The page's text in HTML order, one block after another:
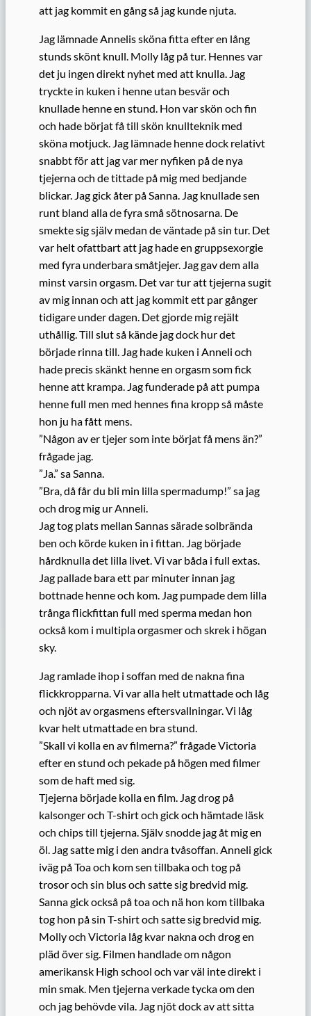
att jag kommit en gång så jag kunde njuta.
Jag lämnade Annelis sköna fitta efter en lång
stunds skönt knull. Molly låg på tur. Hennes var
det ju ingen direkt nyhet med att knulla. Jag
tryckte in kuken i henne utan besvär och
knullade henne en stund. Hon var skön och fin
och hade börjat få till skön knullteknik med
sköna motjuck. Jag lämnade henne dock relativt
snabbt för att jag var mer nyfiken på de nya
tjejerna och de tittade på mig med bedjande
blickar. Jag gick åter på Sanna. Jag knullade sen
runt bland alla de fyra små sötnosarna. De
smekte sig själv medan de väntade på sin tur. Det
var helt ofattbart att jag hade en gruppsexorgie
med fyra underbara småtjejer. Jag gav dem alla
minst varsin orgasm. Det var tur att tjejerna sugit
av mig innan och att jag kommit ett par gånger
tidigare under dagen. Det gjorde mig rejält
uthållig. Till slut så kände jag dock hur det
började rinna till. Jag hade kuken i Anneli och
hade precis skänkt henne en orgasm som fick
henne att krampa. Jag funderade på att pumpa
henne full men med hennes fina kropp så måste
hon ju ha fått mens.
”Någon av er tjejer som inte börjat få mens än?”
frågade jag.
”Ja.” sa Sanna.
”Bra, då får du bli min lilla spermadump!” sa jag
och drog mig ur Anneli.
Jag tog plats mellan Sannas särade solbrända
ben och körde kuken in i fittan. Jag började
hårdknulla det lilla livet. Vi var båda i full extas.
Jag pallade bara ett par minuter innan jag
bottnade henne och kom. Jag pumpade dem lilla
trånga flickfittan full med sperma medan hon
också kom i multipla orgasmer och skrek i högan
sky.
Jag ramlade ihop i soffan med de nakna fina
flickkropparna. Vi var alla helt utmattade och låg
och njöt av orgasmens eftersvallningar. Vi låg
kvar helt utmattade en bra stund.
”Skall vi kolla en av filmerna?” frågade Victoria
efter en stund och pekade på högen med filmer
som de haft med sig.
Tjejerna började kolla en film. Jag drog på
kalsonger och T-shirt och gick och hämtade läsk
och chips till tjejerna. Själv snodde jag åt mig en
öl. Jag satte mig i den andra tvåsoffan. Anneli gick
iväg på Toa och kom sen tillbaka och tog på
trosor och sin blus och satte sig bredvid mig.
Sanna gick också på toa och nä hon kom tillbaka
tog hon på sin T-shirt och satte sig bredvid mig.
Molly och Victoria låg kvar nakna och drog en
pläd över sig. Filmen handlade om någon
amerikansk High school och var väl inte direkt i
min smak. Men tjejerna verkade tycka om den
och jag behövde vila. Jag njöt dock av att sitta